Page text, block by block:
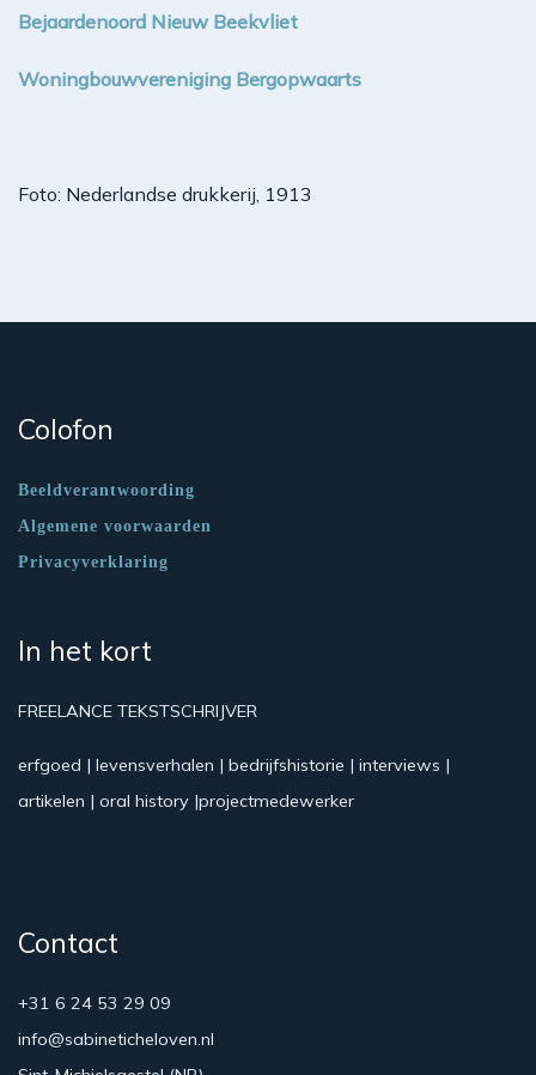
Bejaardenoord Nieuw Beekvliet
Woningbouwvereniging Bergopwaarts
Foto: Nederlandse drukkerij, 1913
Colofon
Beeldverantwoording
Algemene voorwaarden
Privacyverklaring
In het kort
FREELANCE TEKSTSCHRIJVER
erfgoed | levensverhalen | bedrijfshistorie | interviews |
artikelen | oral history |projectmedewerker
Contact
+31 6 24 53 29 09
info@sabineticheloven.nl